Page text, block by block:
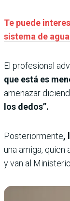
Te puede
sistema de
El profesional
que está es
amenazar
los dedos”.
Posteriormente,
una amiga, quien
y van al